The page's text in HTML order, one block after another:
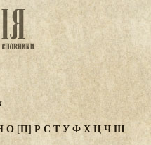
О[П] Р С ТУФХЦЧШ